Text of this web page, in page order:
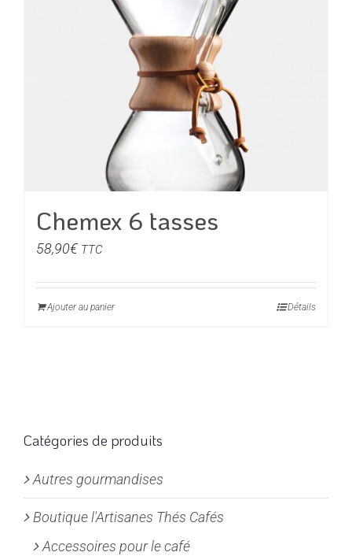
Chemex 6 tasses
58,90€ TTC
Ajouter au panier Détails
Catégories de produits
Autres gourmandises
Boutique l'Artisanes Thés Cafés
Accessoires pour le café